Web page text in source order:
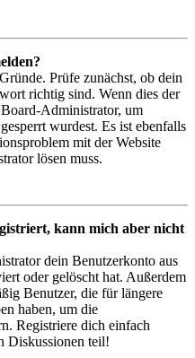
Prüfe zunächst, ob dein
richtig sind. Wenn dies der
Administrator, um
wurdest. Es ist ebenfalls
mit der Website
lösen muss.
kann mich aber nicht
dein Benutzerkonto aus
oder gelöscht hat. Außerdem
Benutzer, die für längere
haben, um die
Registriere dich einfach
Diskussionen teil!